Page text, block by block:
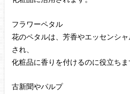
フラワーペタル
花のペタルは、芳香やエッセンシ
され、
化粧品に香りを付けるのに役立ちま
古新聞やパルプ